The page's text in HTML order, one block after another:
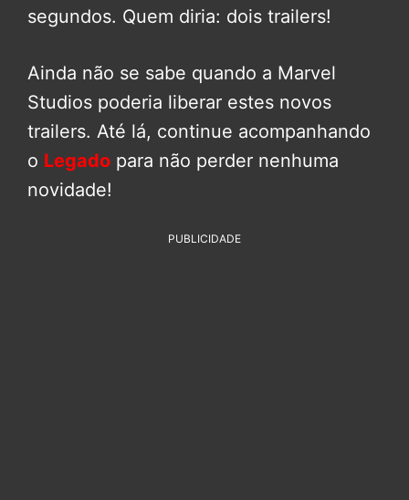
segundos. Quem diria: dois trailers!
Ainda não se sabe quando a Marvel
Studios poderia liberar estes novos
trailers. Até lá, continue acompanhando
o Legado para não perder nenhuma
novidade!
PUBLICIDADE